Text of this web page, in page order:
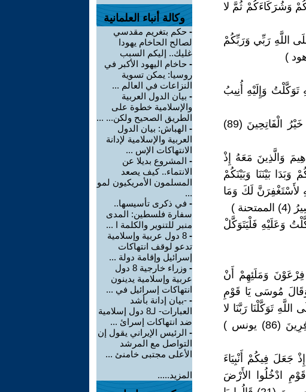
وَشُرَكَاءَكُمْ ثُمَّ لا
اللَّهِ رَبِّي وَرَبِّكُمْ
تَوَكَّلْتُ وَإِلَيْهِ أُنِيبُ
4 / 2 :( عَلَى اللَّهِ تَوَكَّلْنَا رَبَّنَا افْتَحْ بَيْنَنَا وَبَيْنَ قَوْمِنَا بِالْحَقِّ وَأَنْتَ خَيْرُ الْفَاتِحِينَ (89)
وَالَّذِينَ مَعَهُ إِذْ
بَيْنَنَا وَبَيْنَكُمْ
لأَسْتَغْفِرَنَّ لَكَ وَمَا
)
وَعَلَيْهِ فَلْيَتَوَكَّلْ
وَمَلَئِهِمْ أَنْ
فِرْعَوْنَ لَعَالٍ فِي الأَرْضِ وَإِنَّهُ لَمِنْ الْمُسْرِفِينَ (83) وَقَالَ مُوسَى يَا قَوْمِ
إِنْ كُنْتُمْ مُسْلِمِينَ (84) فَقَالُوا عَلَى اللَّهِ تَوَكَّلْنَا رَبَّنَا لا
تَجْعَلْنَا فِتْنَةً لِلْقَوْمِ الظَّالِمِينَ (85) وَنَجِّنَا بِرَحْمَتِكَ مِنْ الْقَوْمِ الْكَافِرِينَ (86) يونس )
جَعَلَ فِيكُمْ أَنْبِيَاءَ
مَا لَمْ يُؤْتِ أَحَداً مِنْ الْعَالَمِينَ (20) يَا قَوْمِ ادْخُلُوا الأَرْضَ
وكالة أنباء العلمانية
- حكم بتغريم مقدسي
لصالح الحاخام يهودا
غليك.. إليكم السبب
- حاخام اليهود الأكبر في
روسيا: يمكن تسوية
النزاعات في العالم ...
- بيان الدول العربية
والإسلامية خطوة على
الطريق الصحيح ولكن... ...
- الهباش: بيان الدول
العربية والإسلامية لإدانة
الانتهاكات الإس ...
- المشروع بديلا عن
الانتماء.. كيف يصعد
المسلمون الأمريكيون لمو
...
- في ذكرى تأسيسها..
سفارة فلسطين: المدى
منبر للتنوير والكلمة ا ...
-
8 دول عربية وإسلامية
تدعو لوقف انتهاكات
إسرائيل وإقامة دولة ...
-
وزراء خارجية 8 دول
عربية وإسلامية يدينون
انتهاكات إسرائيل في ...
- -بيان إدانة بأشد
العبارات- لـ8 دول إسلامية
ضد انتهاكات إسرائ ...
- الرئيس الإيراني يقول إن
التواصل مع المرشد
الأعلى مجتبى خامنئ ...
المزيد.....